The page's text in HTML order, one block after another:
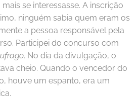
se interessasse. A inscrição
ninguém sabia quem eram os
a pessoa responsável pela
Participei do concurso com
. No dia da divulgação, o
cheio. Quando o vencedor do
houve um espanto, era um